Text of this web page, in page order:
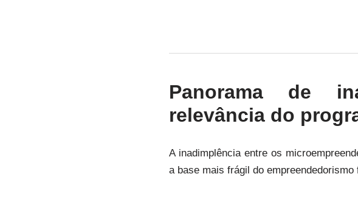
Panorama de
relevância do
A inadimplência entre os
a base mais frágil do empreendedorismo